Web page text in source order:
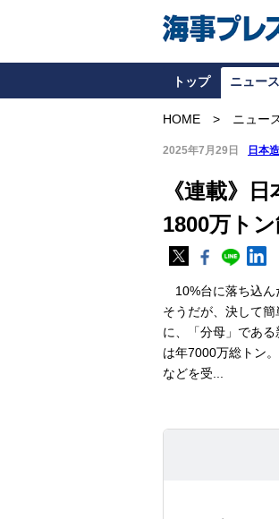
トップ ニュース
HOME ニュー
2025年7月29日 日本
《連載》
1800万ト
10%台に落ち込ん
そうだが、決して
に、「分母」であ
は年7000万総トン
などを受...